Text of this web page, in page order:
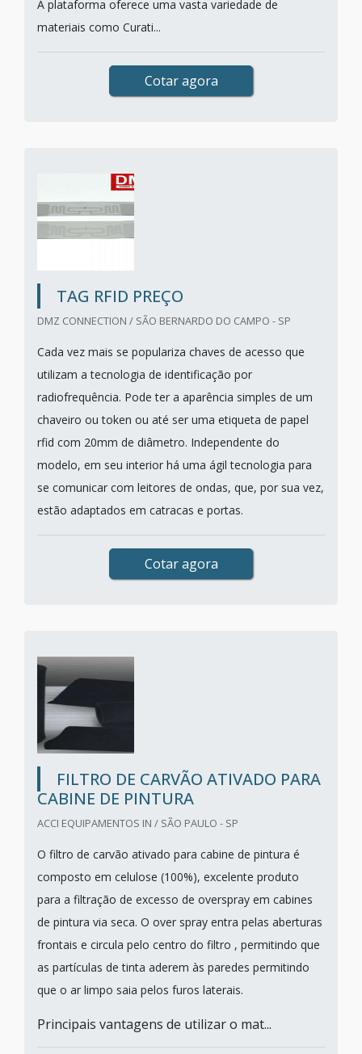
A plataforma oferece uma vasta variedade de
materiais como Curati...
Cotar agora
TAG RFID PREÇO
DMZ CONNECTION / SÃO BERNARDO DO CAMPO - SP
Cada vez mais se populariza chaves de acesso que
utilizam a tecnologia de identificação por
radiofrequência. Pode ter a aparência simples de um
chaveiro ou token ou até ser uma etiqueta de papel
rfid com 20mm de diâmetro. Independente do
modelo, em seu interior há uma ágil tecnologia para
se comunicar com leitores de ondas, que, por sua vez,
estão adaptados em catracas e portas.
Cotar agora
FILTRO DE CARVÃO ATIVADO PARA
CABINE DE PINTURA
ACCI EQUIPAMENTOS IN / SÃO PAULO - SP
O filtro de carvão ativado para cabine de pintura é
composto em celulose (100%), excelente produto
para a filtração de excesso de overspray em cabines
de pintura via seca. O over spray entra pelas aberturas
frontais e circula pelo centro do filtro , permitindo que
as partículas de tinta aderem às paredes permitindo
que o ar limpo saia pelos furos laterais.
Principais vantagens de utilizar o mat...